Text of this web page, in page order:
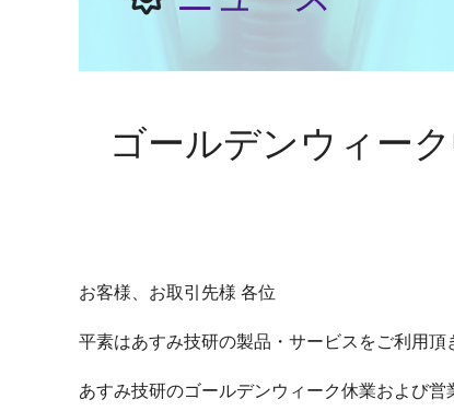
ゴールデンウィー
お客様、お取引先様 各位
平素はあすみ技研の製品・サービスをご利用頂
あすみ技研のゴールデンウィーク休業および営